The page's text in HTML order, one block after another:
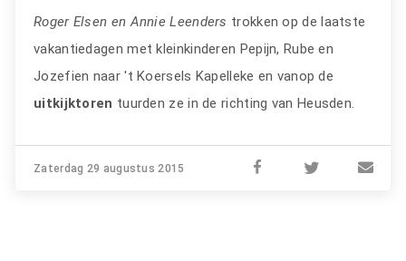
Roger Elsen en Annie Leenders trokken op de laatste
vakantiedagen met kleinkinderen Pepijn, Rube en
Jozefien naar 't Koersels Kapelleke en vanop de
uitkijktoren tuurden ze in de richting van Heusden.
Zaterdag 29 augustus 2015